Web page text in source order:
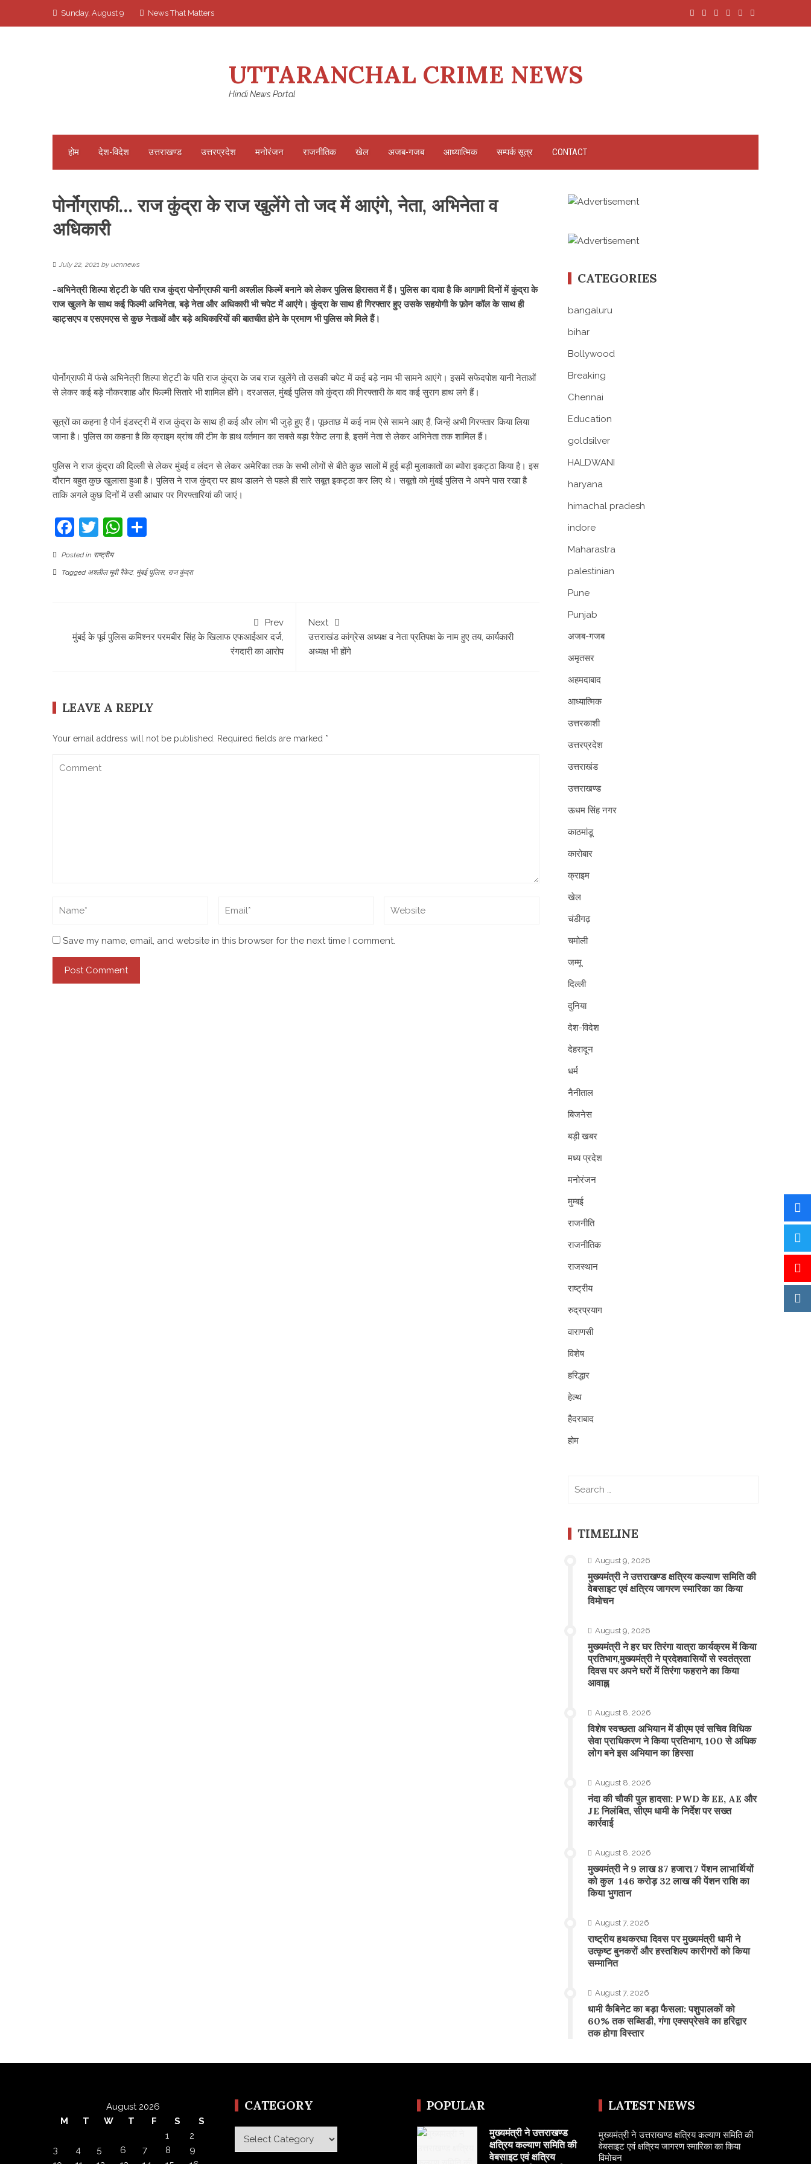
Sunday, August 9 News That Matters
UTTARANCHAL CRIME NEWS
Hindi News Portal
होम देश-विदेश उत्तराखण्ड उत्तरप्रदेश मनोरंजन राजनीतिक खेल अजब-गजब आध्यात्मिक सम्पर्क सूत्र CONTACT
पोर्नोग्राफी… राज कुंद्रा के राज खुलेंगे तो जद में आएंगे, नेता, अभिनेता व
अधिकारी
July 22, 2021 by ucnnews
-अभिनेत्री शिल्पा शेट्टी के पति राज कुंद्रा पोर्नोग्राफी यानी अश्लील फिल्में बनाने को लेकर पुलिस हिरासत में हैं। पुलिस का दावा है कि आगामी दिनों में कुंद्रा के
राज खुलने के साथ कई फिल्मी अभिनेता, बड़े नेता और अधिकारी भी चपेट में आएंगे। कुंद्रा के साथ ही गिरफ्तार हुए उसके सहयोगी के फ़ोन कॉल के साथ ही
व्हाट्सएप व एसएमएस से कुछ नेताओं और बड़े अधिकारियों की बातचीत होने के प्रमाण भी पुलिस को मिले हैं।
पोर्नोग्राफी में फंसे अभिनेत्री शिल्पा शेट्टी के पति राज कुंद्रा के जब राज खुलेंगे तो उसकी चपेट में कई बड़े नाम भी सामने आएंगे। इसमें सफेदपोश यानी नेताओं
से लेकर कई बड़े नौकरशाह और फिल्मी सितारे भी शामिल होंगे। दरअसल, मुंबई पुलिस को कुंद्रा की गिरफ्तारी के बाद कई सुराग हाथ लगे हैं।
सूत्रों का कहना है पोर्न इंडस्ट्री में राज कुंद्रा के साथ ही कई और लोग भी जुड़े हुए हैं। पूछताछ में कई नाम ऐसे सामने आए हैं, जिन्हें अभी गिरफ्तार किया लिया
जाना है। पुलिस का कहना है कि क्राइम ब्रांच की टीम के हाथ वर्तमान का सबसे बड़ा रैकेट लगा है, इसमें नेता से लेकर अभिनेता तक शामिल हैं।
पुलिस ने राज कुंद्रा की दिल्ली से लेकर मुंबई व लंदन से लेकर अमेरिका तक के सभी लोगों से बीते कुछ सालों में हुई बड़ी मुलाकातों का ब्योरा इकट्ठा किया है। इस
दौरान बहुत कुछ खुलासा हुआ है। पुलिस ने राज कुंद्रा पर हाथ डालने से पहले ही सारे सबूत इकट्ठा कर लिए थे। सबूतो को मुंबई पुलिस ने अपने पास रखा है
ताकि अगले कुछ दिनों में उसी आधार पर गिरफ्तारियां की जाएं।
Facebook
TwitterWhatsApp
Posted in राष्ट्रीय
Tagged अश्लील मूवी रैकेट, मुंबई पुलिस, राज कुंद्रा
Prev
मुंबई के पूर्व पुलिस कमिश्नर परमबीर सिंह के खिलाफ एफआईआर दर्ज,
रंगदारी का आरोप
Next
उत्तराखंड कांग्रेस अध्यक्ष व नेता प्रतिपक्ष के नाम हुए तय, कार्यकारी
अध्यक्ष भी होंगे
LEAVE A REPLY
Your email address will not be published. Required fields are marked *
Save my name, email, and website in this browser for the next time I comment.
CATEGORIES
bangaluru
bihar
Bollywood
Breaking
Chennai
Education
goldsilver
HALDWANI
haryana
himachal pradesh
indore
Maharastra
palestinian
Pune
Punjab
अजब-गजब
अमृतसर
अहमदाबाद
आध्यात्मिक
उत्तरकाशी
उत्तरप्रदेश
उत्तराखंड
उत्तराखण्ड
ऊधम सिंह नगर
काठमांडू
कारोबार
क्राइम
खेल
चंडीगढ़
चमोली
जम्मू
दिल्ली
दुनिया
देश-विदेश
देहरादून
धर्म
नैनीताल
बिजनेस
बड़ी खबर
मध्य प्रदेश
मनोरंजन
मुम्बई
राजनीति
राजनीतिक
राजस्थान
राष्ट्रीय
रुद्रप्रयाग
वाराणसी
विशेष
हरिद्धार
हेल्थ
हैदराबाद
होम
TIMELINE
August 9, 2026
मुख्यमंत्री ने उत्तराखण्ड क्षत्रिय कल्याण समिति की
वेबसाइट एवं क्षत्रिय जागरण स्मारिका का किया
विमोचन
August 9, 2026
मुख्यमंत्री ने हर घर तिरंगा यात्रा कार्यक्रम में किया
प्रतिभाग,मुख्यमंत्री ने प्रदेशवासियों से स्वतंत्रता
दिवस पर अपने घरों में तिरंगा फहराने का किया
आवाह्न
August 8, 2026
विशेष स्वच्छता अभियान में डीएम एवं सचिव विधिक
सेवा प्राधिकरण ने किया प्रतिभाग, 100 से अधिक
लोग बने इस अभियान का हिस्सा
August 8, 2026
नंदा की चौकी पुल हादसा: PWD के EE, AE और
JE निलंबित, सीएम धामी के निर्देश पर सख्त
कार्रवाई
August 8, 2026
मुख्यमंत्री ने 9 लाख 87 हजार17 पेंशन लाभार्थियों
को कुल 146 करोड़ 32 लाख की पेंशन राशि का
किया भुगतान
August 7, 2026
राष्ट्रीय हथकरघा दिवस पर मुख्यमंत्री धामी ने
उत्कृष्ट बुनकरों और हस्तशिल्प कारीगरों को किया
सम्मानित
August 7, 2026
​धामी कैबिनेट का बड़ा फैसला: पशुपालकों को
60% तक सब्सिडी, गंगा एक्सप्रेसवे का हरिद्वार
तक होगा विस्तार
August 2026
M
T W T F S
S
1
2
3
4 5 6 7 8
9
CATEGORY
Category
POPULAR
मुख्यमंत्री ने उत्तराखण्ड
क्षत्रिय कल्याण समिति की
वेबसाइट एवं क्षत्रिय
LATEST NEWS
मुख्यमंत्री ने उत्तराखण्ड क्षत्रिय कल्याण समिति की
वेबसाइट एवं क्षत्रिय जागरण स्मारिका का किया
विमोचन